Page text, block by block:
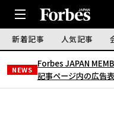
新着記事 人気記事
NEWS
Forbes JAPAN
記事ページ内の広告